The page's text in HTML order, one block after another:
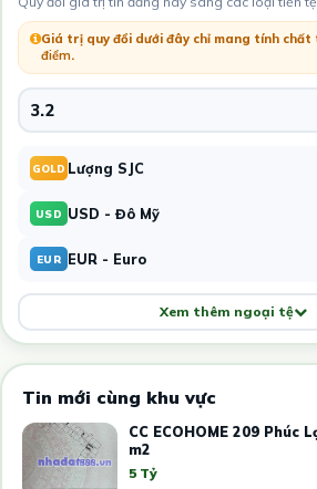
Giá trị quy đổi dưới đây chỉ mang tính chất
điểm.
GOLD Lượng SJC
USD USD - Đô Mỹ
EUR EUR - Euro
Xem thêm ngoại tệ
Tin mới cùng khu vực
CC ECOHOME 209 Phúc
m2
5 Tỷ